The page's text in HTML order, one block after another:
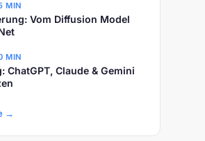
MIN
Vom Diffusion Model
MIN
ChatGPT, Claude & Gemini
→